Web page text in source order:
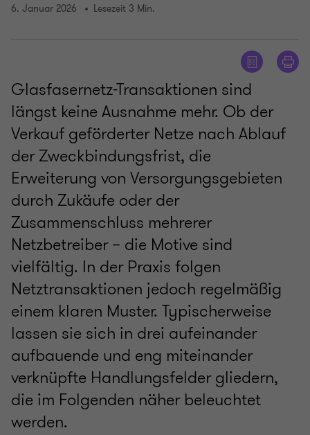
6. Januar 2026 Lesezeit 3 Min.
Glasfasernetz-Transaktionen sind
längst keine Ausnahme mehr. Ob der
Verkauf geförderter Netze nach Ablauf
der Zweckbindungsfrist, die
Erweiterung von Versorgungsgebieten
durch Zukäufe oder der
Zusammenschluss mehrerer
Netzbetreiber – die Motive sind
vielfältig. In der Praxis folgen
Netztransaktionen jedoch regelmäßig
einem klaren Muster. Typischerweise
lassen sie sich in drei aufeinander
aufbauende und eng miteinander
verknüpfte Handlungsfelder gliedern,
die im Folgenden näher beleuchtet
werden.